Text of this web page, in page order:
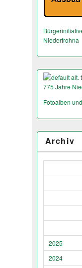
Niederfrohna
775 Jahre
Fotoalben
Archiv
2025
2024